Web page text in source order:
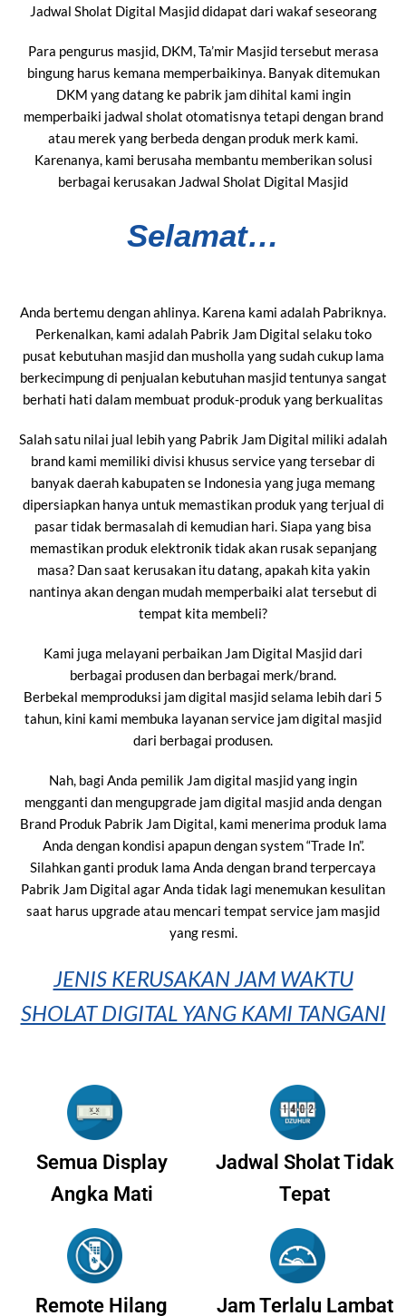
Jadwal Sholat Digital Masjid didapat dari wakaf seseorang
Para pengurus masjid, DKM, Ta’mir Masjid tersebut merasa
bingung harus kemana memperbaikinya. Banyak ditemukan
DKM yang datang ke pabrik jam dihital kami ingin
memperbaiki jadwal sholat otomatisnya tetapi dengan brand
atau merek yang berbeda dengan produk merk kami.
Karenanya, kami berusaha membantu memberikan solusi
berbagai kerusakan Jadwal Sholat Digital Masjid
Selamat…
Anda bertemu dengan ahlinya. Karena kami adalah Pabriknya.
Perkenalkan, kami adalah Pabrik Jam Digital selaku toko
pusat kebutuhan masjid dan musholla yang sudah cukup lama
berkecimpung di penjualan kebutuhan masjid tentunya sangat
berhati hati dalam membuat produk-produk yang berkualitas
Salah satu nilai jual lebih yang Pabrik Jam Digital miliki adalah
brand kami memiliki divisi khusus service yang tersebar di
banyak daerah kabupaten se Indonesia yang juga memang
dipersiapkan hanya untuk memastikan produk yang terjual di
pasar tidak bermasalah di kemudian hari. Siapa yang bisa
memastikan produk elektronik tidak akan rusak sepanjang
masa? Dan saat kerusakan itu datang, apakah kita yakin
nantinya akan dengan mudah memperbaiki alat tersebut di
tempat kita membeli?
Kami juga melayani perbaikan Jam Digital Masjid dari
berbagai produsen dan berbagai merk/brand.
Berbekal memproduksi jam digital masjid selama lebih dari 5
tahun, kini kami membuka layanan service jam digital masjid
dari berbagai produsen.
Nah, bagi Anda pemilik Jam digital masjid yang ingin
mengganti dan mengupgrade jam digital masjid anda dengan
Brand Produk Pabrik Jam Digital, kami menerima produk lama
Anda dengan kondisi apapun dengan system “Trade In”.
Silahkan ganti produk lama Anda dengan brand terpercaya
Pabrik Jam Digital agar Anda tidak lagi menemukan kesulitan
saat harus upgrade atau mencari tempat service jam masjid
yang resmi.
JENIS KERUSAKAN JAM WAKTU
SHOLAT DIGITAL YANG KAMI TANGANI
Semua Display
Angka Mati
Jadwal Sholat Tidak
Tepat
Remote Hilang Jam Terlalu Lambat